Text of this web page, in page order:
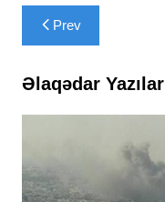
Yazı
naviqasiyası
Prev
Əlaqədar Yazılar